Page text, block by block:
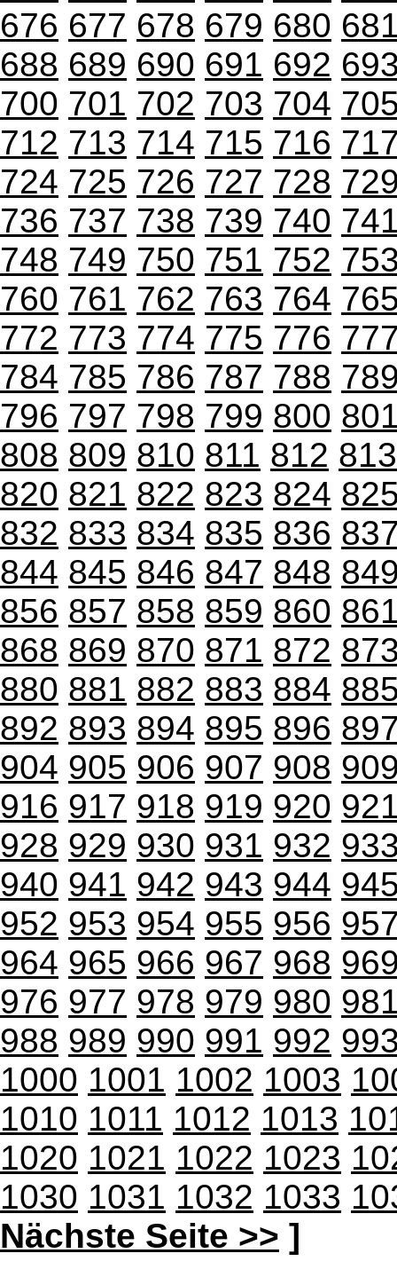
676 677 678 679 680
688 689 690 691 692
700 701 702 703 704
712 713 714 715 716
724 725 726 727 728
736 737 738 739 740
748 749 750 751 752
760 761 762 763 764
772 773 774 775 776
784 785 786 787 788
796 797 798 799 800
808 809 810 811 812 813
820 821 822 823 824
832 833 834 835 836
844 845 846 847 848
856 857 858 859 860
868 869 870 871 872
880 881 882 883 884
892 893 894 895 896
904 905 906 907 908
916 917 918 919 920
928 929 930 931 932
940 941 942 943 944
952 953 954 955 956
964 965 966 967 968
976 977 978 979 980
988 989 990 991 992
1000 1001 1002 1003
1010 1011 1012 1013
1020 1021 1022 1023
1030 1031 1032 1033
Nächste Seite >> ]